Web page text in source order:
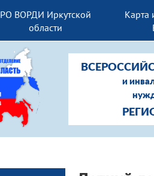
РО ВОРДИ Иркутской
области
Карта
и